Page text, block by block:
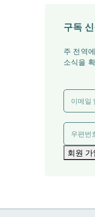
구독
주 전역
소식을
이
(필
수) 주
소
우
편
회원 가